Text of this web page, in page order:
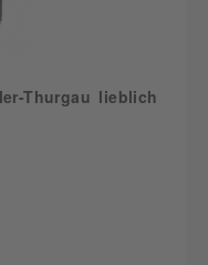
Thurgau lieblich